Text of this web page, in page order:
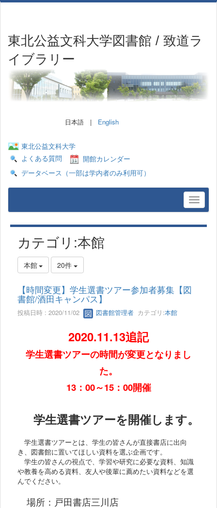
東北公益文科大学図書館 / 致道ラ
イブラリー
日本語 | English
東北公益文科大学
よくある質問
開館カレンダー
データベース（一部は学内者のみ利用可）
カテゴリ:本館
本館 20件
【時間変更】学生選書ツアー参加者募集【図
書館/酒田キャンパス】
投稿日時 : 2020/11/02 図書館管理者 カテゴリ:本館
2020.11.13追記
学生選書ツアーの時間が変更となりまし
た。
13：00～15：00開催
学生選書ツアーを開催します。
学生選書ツアーとは、学生の皆さんが直接書店に出向
き、図書館に置いてほしい資料を選ぶ企画です。
学生の皆さんの視点で、学習や研究に必要な資料、知識
や教養を高める資料、友人や後輩に薦めたい資料などを選
んでください。
場所：戸田書店三川店